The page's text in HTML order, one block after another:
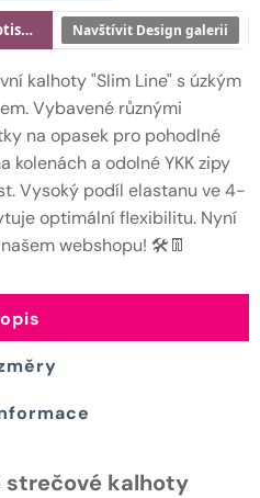
kalhoty "Slim Line" s úzkým
Vybavené různými
na opasek pro pohodlné
kolenách a odolné YKK zipy
Vysoký podíl elastanu ve 4-
optimální flexibilitu. Nyní
webshopu! 🛠️👖
Ukázka tohoto produktu s potiskem Navštívit Design galerii
kalhoty